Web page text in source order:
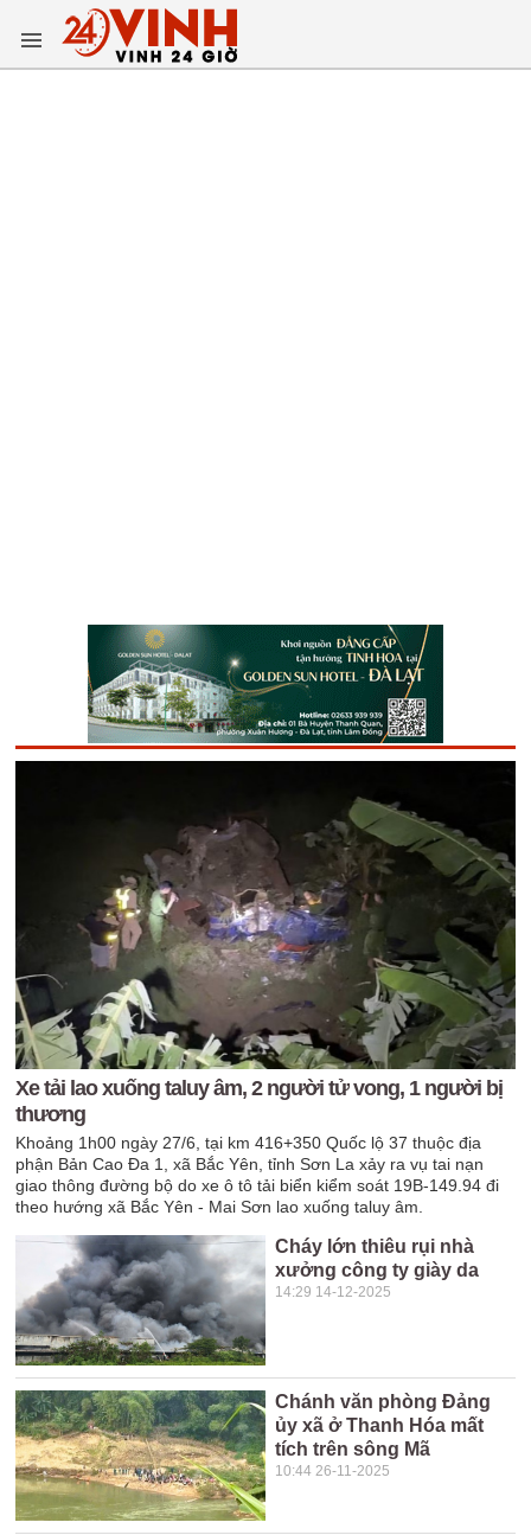
Xe tải lao xuống taluy âm, 2 người tử vong, 1 người bị
thương
Khoảng 1h00 ngày 27/6, tại km 416+350 Quốc lộ 37 thuộc địa
phận Bản Cao Đa 1, xã Bắc Yên, tỉnh Sơn La xảy ra vụ tai nạn
giao thông đường bộ do xe ô tô tải biển kiểm soát 19B-149.94 đi
theo hướng xã Bắc Yên - Mai Sơn lao xuống taluy âm.
Cháy lớn thiêu rụi nhà
xưởng công ty giày da
14:29 14-12-2025
Chánh văn phòng Đảng
ủy xã ở Thanh Hóa mất
tích trên sông Mã
10:44 26-11-2025